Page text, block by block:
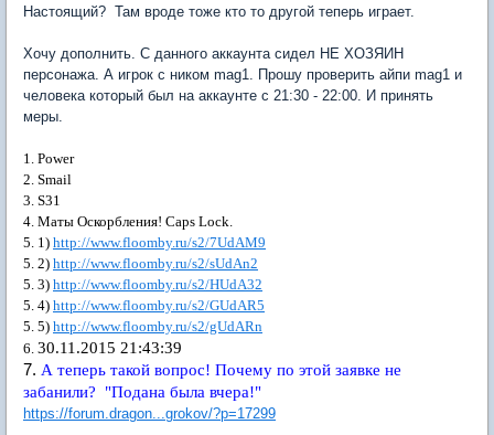
Настоящий? Там вроде тоже кто то другой теперь играет.
Хочу дополнить. С данного аккаунта сидел НЕ ХОЗЯИН
персонажа. А игрок с ником mag1. Прошу проверить айпи mag1 и
человека который был на аккаунте с 21:30 - 22:00. И принять
меры.
1. Power
2. Smail
3. S31
4. Маты Оскорбления! Caps Lock.
5. 1) http://www.floomby.ru/s2/7UdAM9
5. 2) http://www.floomby.ru/s2/sUdAn2
5. 3) http://www.floomby.ru/s2/HUdA32
5. 4) http://www.floomby.ru/s2/GUdAR5
5. 5) http://www.floomby.ru/s2/gUdARn
6. 30.11.2015 21:43:39
7. А теперь такой вопрос! Почему по этой заявке не
забанили? "Подана была вчера!"
https://forum.dragon...grokov/?p=17299